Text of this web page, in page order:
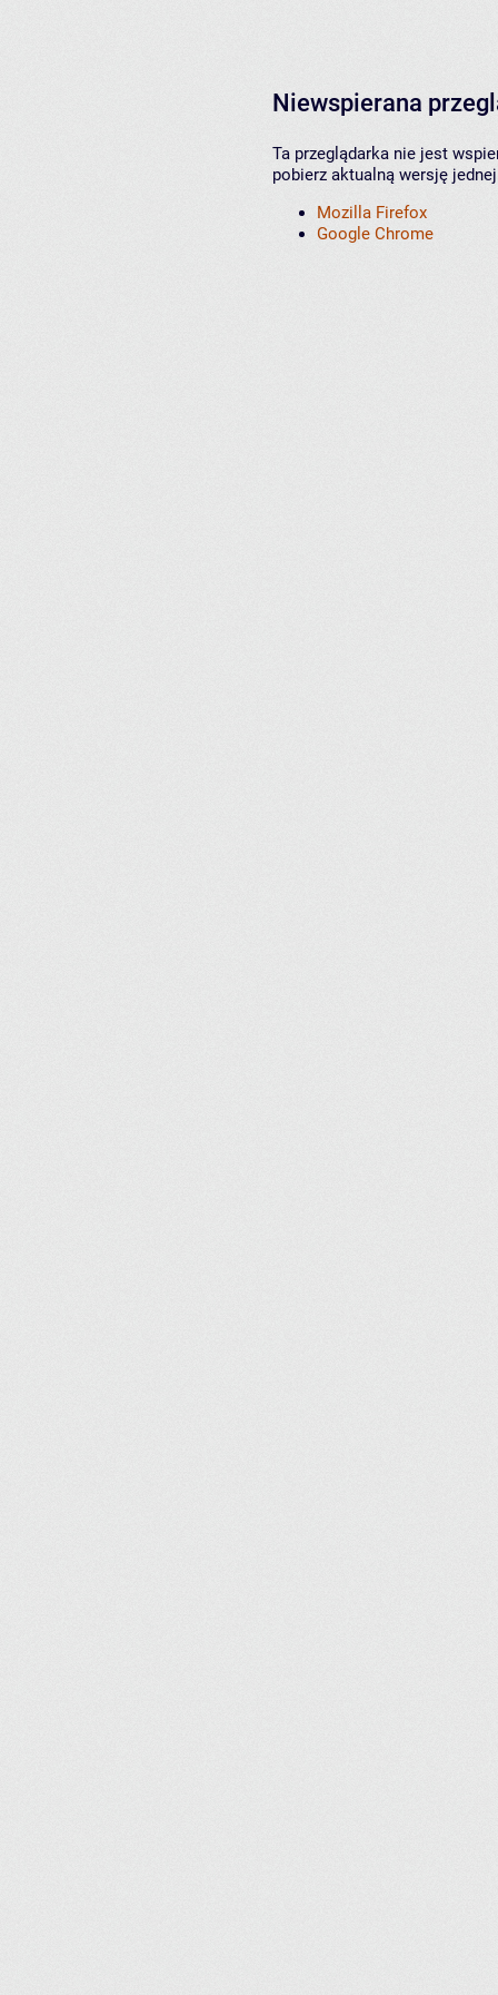
Niewspierana
Ta przeglądarka nie jest
pobierz aktualną wersję
Mozilla Firefox
Google Chrome